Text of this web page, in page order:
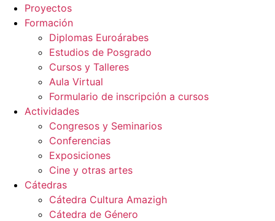
Proyectos
Formación
Diplomas Euroárabes
Estudios de Posgrado
Cursos y Talleres
Aula Virtual
Formulario de inscripción a cursos
Actividades
Congresos y Seminarios
Conferencias
Exposiciones
Cine y otras artes
Cátedras
Cátedra Cultura Amazigh
Cátedra de Género